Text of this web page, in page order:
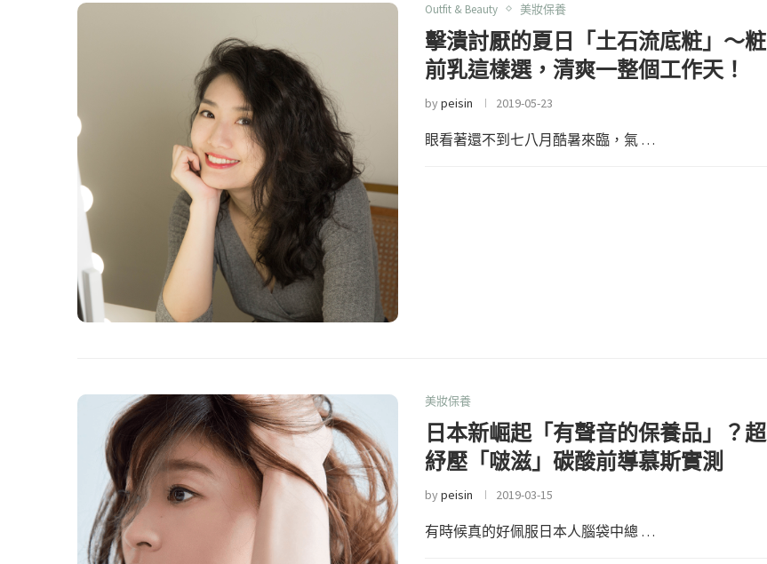
Outfit & Beauty 美妝保養
擊潰討厭的夏日「土石流底粧」～粧
前乳這樣選，清爽一整個工作天！
bypeisin 2019-05-23
眼看著還不到七八月酷暑來臨，氣 …
美妝保養
日本新崛起「有聲音的保養品」？超
紓壓「啵滋」碳酸前導慕斯實測
bypeisin 2019-03-15
有時候真的好佩服日本人腦袋中總 …